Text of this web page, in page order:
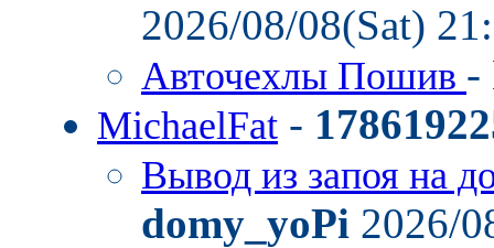
2026/08/08(Sat)
Авточехлы Пошив -
MichaelFat -
Вывод из запоя на
domy_yoPi 2026/